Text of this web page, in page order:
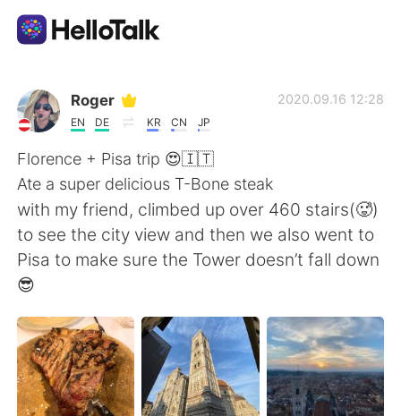
Aplikasi Pertukaran Bahasa
AI Grammar Checker
Indonesia
English 简体中文
繁體中文 Español
العربية Français
Deutsch 日本語
Roger
EN DE KR CN JP
2020.09.16 12:28
Florence + Pisa trip 😍🇮🇹
Ate a super delicious T-Bone steak
with my friend, climbed up over 460 stairs(🥵)
to see the city view and then we also went to
Pisa to make sure the Tower doesn’t fall down
😎